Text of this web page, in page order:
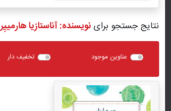
نتایج جستجو برای نویسنده: آناستازیا هارمیيِر
عناوین موجود تخفیف دار